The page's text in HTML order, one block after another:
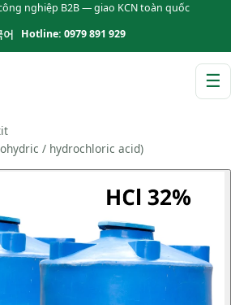
nghiệp B2B — giao KCN toàn quốc
어 Hotline: 0979 891 929
☰
/ hydrochloric acid)